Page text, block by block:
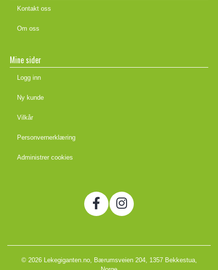
Kontakt oss
Om oss
Mine sider
Logg inn
Ny kunde
Vilkår
Personvernerklæring
Administrer cookies
© 2026 Lekegiganten.no, Bærumsveien 204, 1357 Bekkestua,